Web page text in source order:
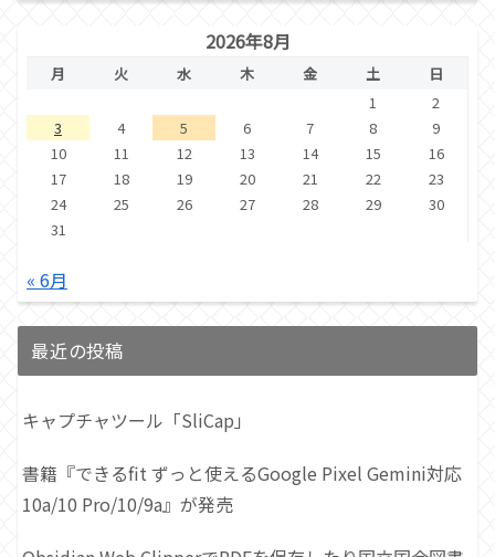
2026年8月
月 火 水 木 金 土
日
1
2
3
4 5 6 7 8
9
10
11 12 13 14 15
16
17
18 19 20 21 22
23
24
25 26 27 28 29
30
31
« 6月
最近の投稿
キャプチャツール「SliCap」
書籍『できるfit ずっと使えるGoogle Pixel Gemini対応
10a/10 Pro/10/9a』が発売